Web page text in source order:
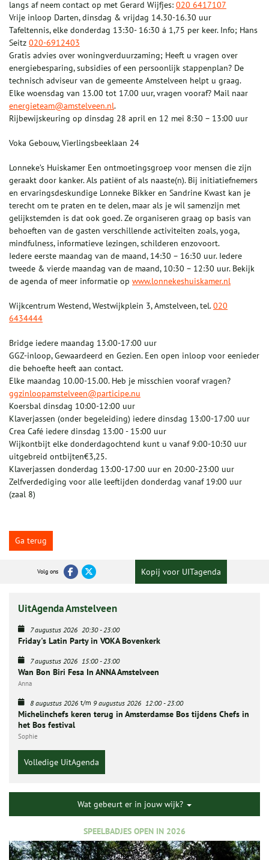
langs af neem contact op met Gerard Wijfjes: 020 6417107
Vrije inloop Darten, dinsdag & vrijdag 14.30-16.30 uur
Tafeltennis, elke donderdag 13:30- 16:30 á 1,75 per keer. Info; Hans
Seitz 020-6912403
Gratis advies over woningverduurzaming; Heeft u vragen over
energiebesparing, subsidies of een persoonlijk stappenplan? De
technisch adviseur van de gemeente Amstelveen helpt u graag.
Elke woensdag van 13.00 tot 17.00 uur, vragen vooraf? Mail naar
energieteam@amstelveen.nl.
Rijbewijskeuring op dinsdag 28 april en 12 mei 8:30 – 13:00 uur
Voka Gebouw, Vierlingsbeeklaan 24
Lonneke’s Huiskamer Een ontmoetingsgroep voor mensen die zijn
geraakt door kanker. Als patiënt of als naaste(n). Bij initiatiefnemers
en ervaringsdeskundige Lonneke Bikker en Sandrine Kwast kan je
terecht om te praten en te delen, maar als je wil samenzijn met
gelijkstemden is dat ook goed. Ze organiseren graag op basis van
behoeften van de gasten verschillende activiteiten zoals, yoga,
mindfulness, informatieve lezingen, schilderen enzovoort.
Iedere eerste maandag van de maand, 14:30 – 16:30 uur. Iedere
tweede & vierde maandag van de maand, 10:30 – 12:30 uur. Bekijk
de agenda of meer informatie op www.lonnekeshuiskamer.nl
Wijkcentrum Westend, Westwijkplein 3, Amstelveen, tel.020
6434444
Bridge iedere maandag 13:00-17:00 uur
GGZ-inloop, Gewaardeerd en Gezien. Een open inloop voor eenieder
die behoefte heeft aan contact.
Elke maandag 10.00-15.00. Heb je misschien vooraf vragen?
ggzinloopamstelveen@participe.nu
Koersbal dinsdag 10:00-12:00 uur
Klaverjassen (onder begeleiding) iedere dinsdag 13:00-17:00 uur
Crea Café iedere dinsdag 13:00 - 15:00 uur
Wijkontbijt elke donderdagochtend kunt u vanaf 9:00-10:30 uur
uitgebreid ontbijten€3,25.
Klaverjassen donderdag 13:00-17:00 uur en 20:00-23:00 uur
Zelfverdediging voor alle leeftijden donderdag vanaf 19:00 uur
(zaal 8)
Ga terug
Volg ons Kopij voor UITagenda
UitAgenda Amstelveen
7 augustus 2026 20:30-23:00
Friday's Latin Party in VOKA Bovenkerk
7 augustus 2026 15:00-23:00
Wan Bon Biri Fesa In ANNA Amstelveen
Anna
8 augustus 2026 t/m 9 augustus 2026 12:00-23:00
Michelinchefs keren terug in Amsterdamse Bos tijdens Chefs in
het Bos festival
Sophie
Volledige UitAgenda
Wat gebeurt er in jouw wijk?
SPEELBADJES OPEN IN 2026